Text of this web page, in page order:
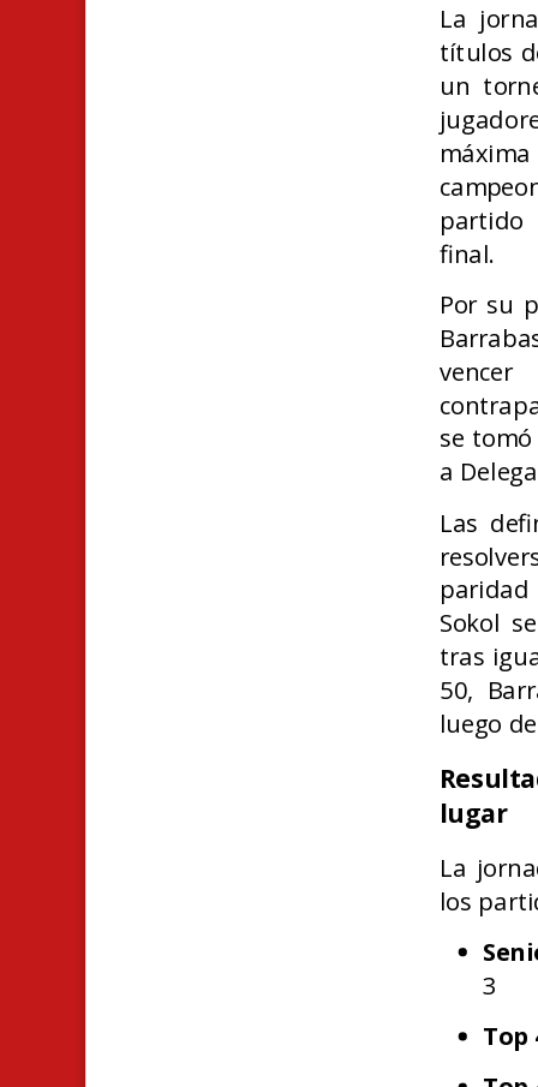
La
títulos
un
partido
final.
Por su
se
a
Las
Sokol
tras
50,
luego
lugar
La
los
3
Top